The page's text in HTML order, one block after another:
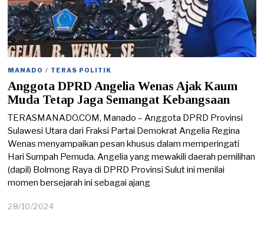
MANADO / TERAS POLITIK
Anggota DPRD Angelia Wenas Ajak Kaum
Muda Tetap Jaga Semangat Kebangsaan
TERASMANADO.COM, Manado – Anggota DPRD Provinsi
Sulawesi Utara dari Fraksi Partai Demokrat Angelia Regina
Wenas menyampaikan pesan khusus dalam memperingati
Hari Sumpah Pemuda. Angelia yang mewakili daerah pemilihan
(dapil) Bolmong Raya di DPRD Provinsi Sulut ini menilai
momen bersejarah ini sebagai ajang
28/10/2024